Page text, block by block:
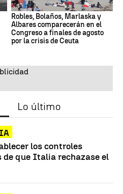
Robles, Bolaños, Marlaska y
Albares comparecerán en el
Congreso a finales de agosto
por la crisis de Ceuta
Lo último
los controles
de que Italia rechazase el